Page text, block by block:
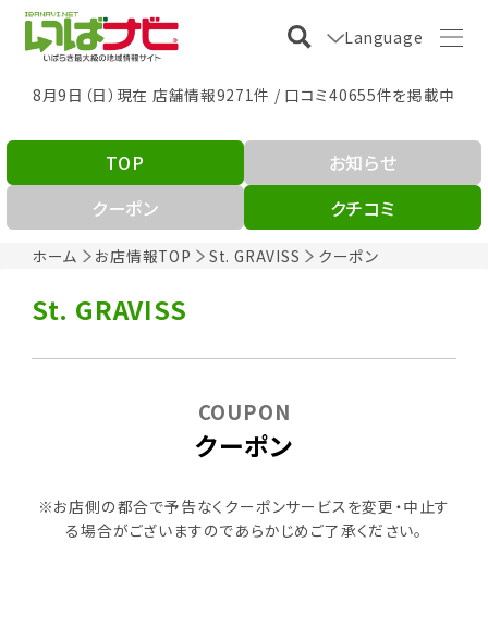
Language
8月9日（日）現在 店舗情報9271件 / 口コミ40655件を掲載中
ホーム お店情報TOP St. GRAVISS クーポン
TOP
お知らせ
クーポン
クチコミ
St. GRAVISS
クーポン
COUPON
※お店側の都合で予告なくクーポンサービスを変更・中止す
る場合がございますのであらかじめご了承ください。